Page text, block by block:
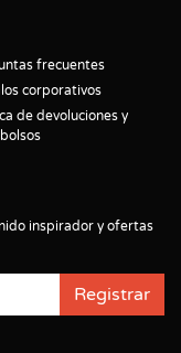
frecuentes
corporativos
de devoluciones y
inspirador y ofertas
Registrar